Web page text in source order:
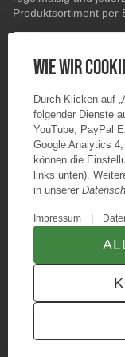
Produktsortiment per
TECHNIK JTL-
Wie wir
Durch Klicken auf
folgender Dienste
YouTube, PayPal
Google Analytics
können die
links unten).
in unserer
Impressum